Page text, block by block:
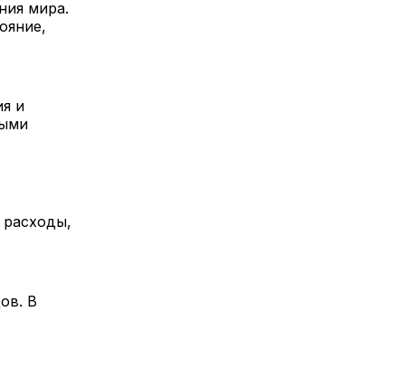
мира.
и
В